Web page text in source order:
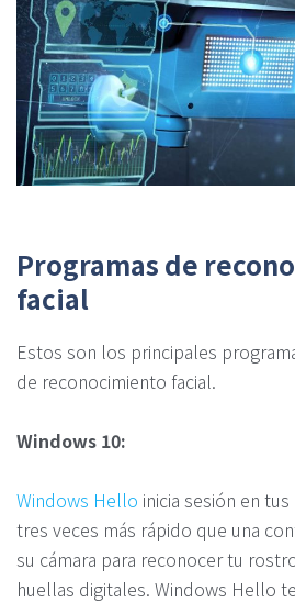
Programas de
facial
Estos son los principales
de reconocimiento facial.
Windows 10:
Windows Hello inicia sesión en
tres veces más rápido que una
su cámara para reconocer tu
huellas digitales. Windows Hello